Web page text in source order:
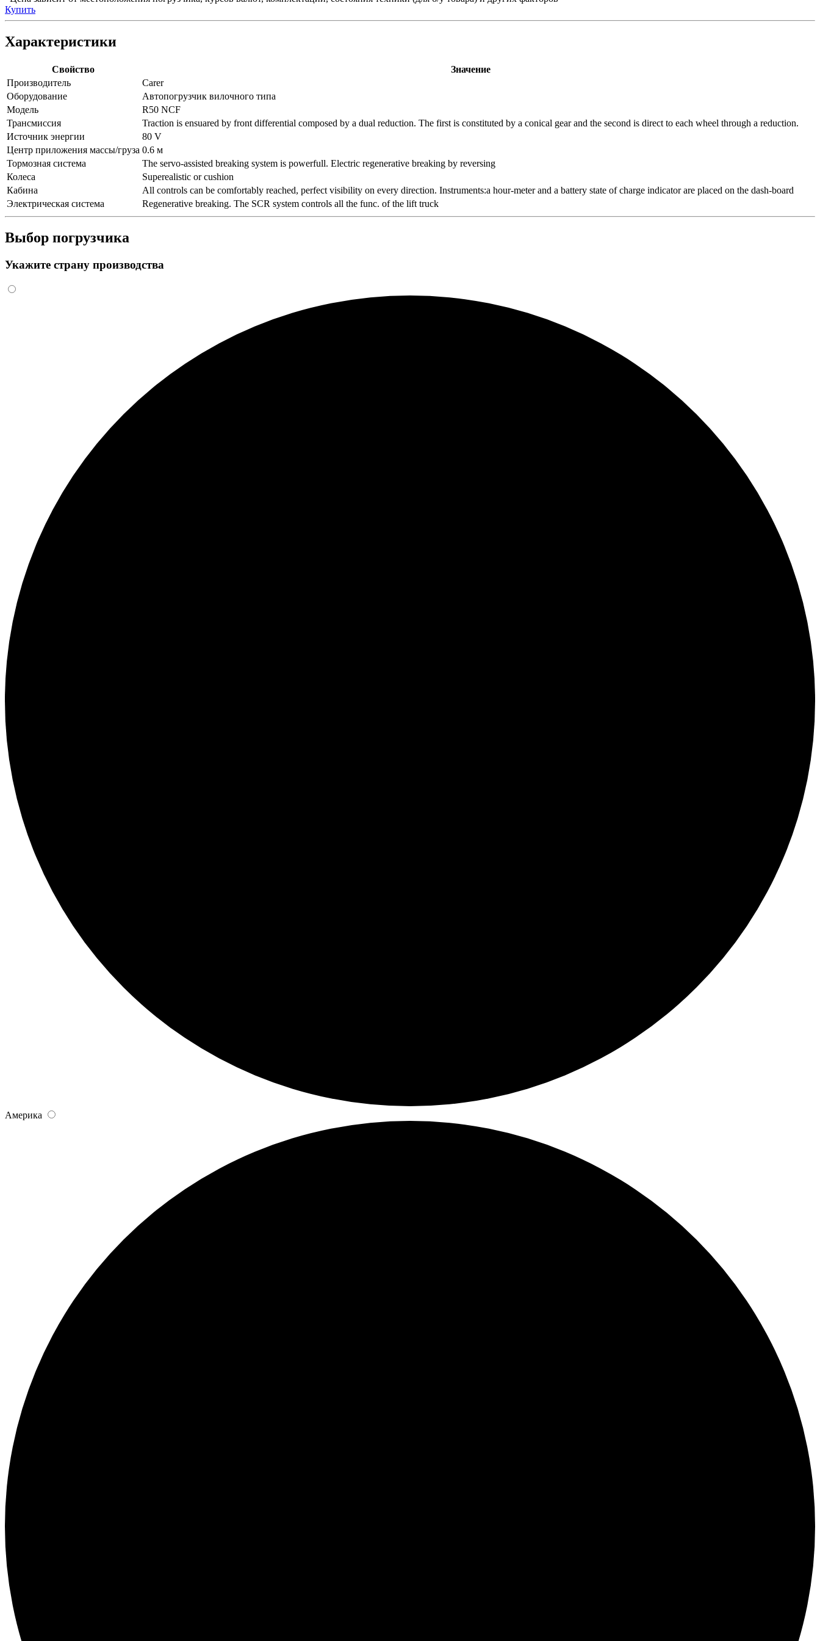
Купить
Характеристики
Свойство
Значение
Производитель
Carer
Оборудование
Автопогрузчик вилочного типа
Модель
R50 NCF
Трансмиссия
Traction is ensuared by front differential composed by a dual reduction. The first is constituted by a conical gear and the second is direct to each wheel through a reduction.
Источник энергии
80 V
Центр приложения массы/груза 0.6 м
Тормозная система
The servo-assisted breaking system is powerfull. Electric regenerative breaking by reversing
Колеса
Superealistic or cushion
Кабина
All controls can be comfortably reached, perfect visibility on every direction. Instruments:a hour-meter and a battery state of charge indicator are placed on the dash-board
Электрическая система
Regenerative breaking. The SCR system controls all the func. of the lift truck
Выбор погрузчика
Укажите страну производства
Америка